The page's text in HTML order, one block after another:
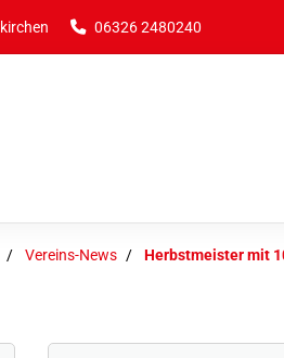
06326 2480240
Vereins-News Herbstmeister mit